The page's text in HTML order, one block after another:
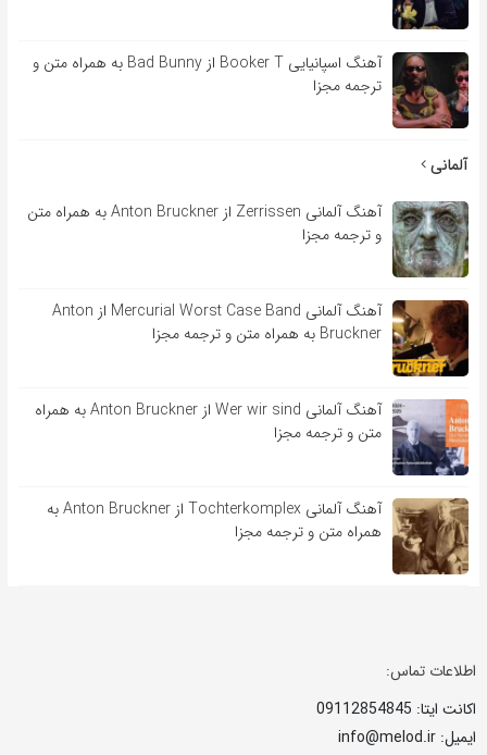
آهنگ اسپانیایی Booker T از Bad Bunny به همراه متن و
ترجمه مجزا
آلمانی
آهنگ آلمانی Zerrissen از Anton Bruckner به همراه متن
و ترجمه مجزا
آهنگ آلمانی Mercurial Worst Case Band از Anton
Bruckner به همراه متن و ترجمه مجزا
آهنگ آلمانی Wer wir sind از Anton Bruckner به همراه
متن و ترجمه مجزا
آهنگ آلمانی Tochterkomplex از Anton Bruckner به
همراه متن و ترجمه مجزا
اطلاعات تماس:
اکانت ایتا: 09112854845
ایمیل: info@melod.ir